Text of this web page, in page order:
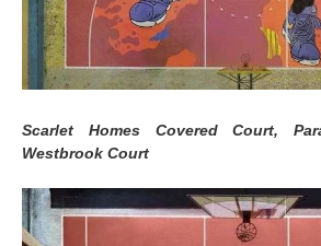
Scarlet Homes Covered Court,
Westbrook Court